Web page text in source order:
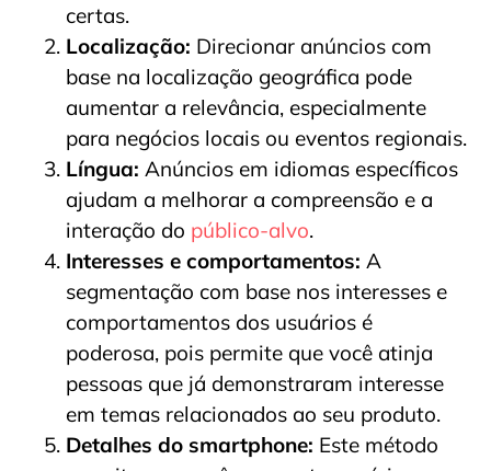
certas.
Localização: Direcionar anúncios com
base na localização geográfica pode
aumentar a relevância, especialmente
para negócios locais ou eventos regionais.
Língua: Anúncios em idiomas específicos
ajudam a melhorar a compreensão e a
interação do público-alvo.
Interesses e comportamentos: A
segmentação com base nos interesses e
comportamentos dos usuários é
poderosa, pois permite que você atinja
pessoas que já demonstraram interesse
em temas relacionados ao seu produto.
Detalhes do smartphone: Este método